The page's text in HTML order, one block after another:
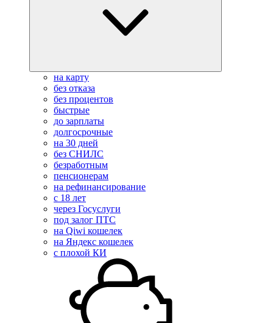
на карту
без отказа
без процентов
быстрые
до зарплаты
долгосрочные
на 30 дней
без СНИЛС
безработным
пенсионерам
на рефинансирование
с 18 лет
через Госуслуги
под залог ПТС
на Qiwi кошелек
на Яндекс кошелек
с плохой КИ